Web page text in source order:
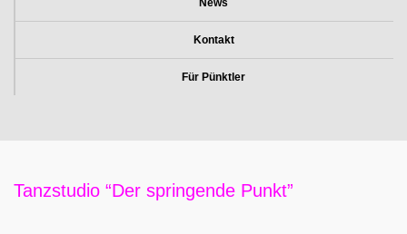
News
Kontakt
Für Pünktler
Tanzstudio “Der springende Punkt”